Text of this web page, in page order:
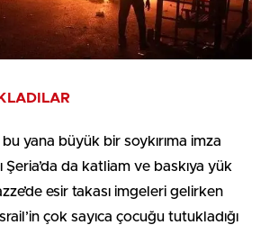
bu yana büyük bir soykırıma imza
Şeria’da da katliam ve baskıya yük
esir takası imgeleri gelirken
çok sayıca çocuğu tutukladığı